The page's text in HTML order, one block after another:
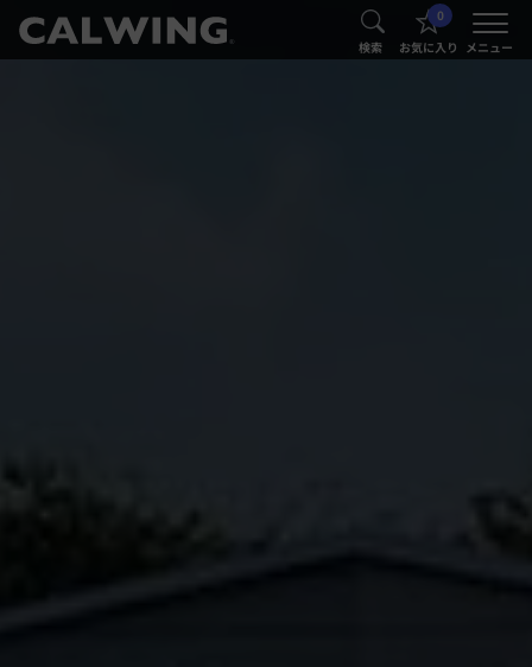
® 検索
0
お気に入り メニュー
®